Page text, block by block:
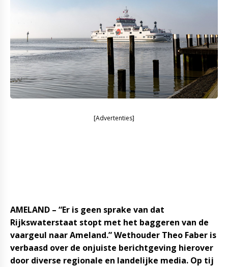
[Advertenties]
AMELAND – “Er is geen sprake van dat
Rijkswaterstaat stopt met het baggeren van de
vaargeul naar Ameland.” Wethouder Theo Faber is
verbaasd over de onjuiste berichtgeving hierover
door diverse regionale en landelijke media. Op tij